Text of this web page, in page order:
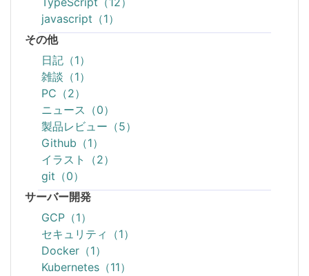
javascript（1）
その他
日記（1）
雑談（1）
PC（2）
ニュース（0）
製品レビュー（5）
Github（1）
イラスト（2）
git（0）
サーバー開発
GCP（1）
セキュリティ（1）
Docker（1）
Kubernetes（11）